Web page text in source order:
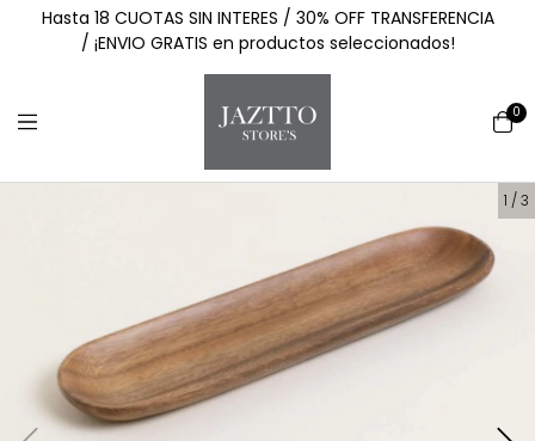
Hasta 18 CUOTAS SIN INTERES / 30% OFF TRANSFERENCIA
/ ¡ENVIO GRATIS en productos seleccionados!
0
1 /3